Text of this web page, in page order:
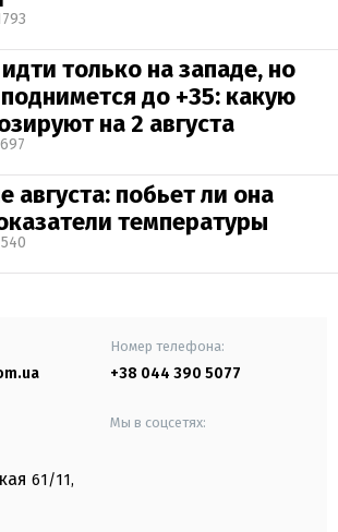
только на западе, но
до +35: какую
на 2 августа
августа: побьет ли она
температуры
Номер телефона:
+38 044 390 5077
61/11,
Мы в соцсетях: